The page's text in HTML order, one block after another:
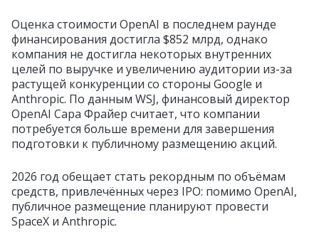
Оценка стоимости OpenAI в последнем раунде
финансирования достигла $852 млрд, однако
компания не достигла некоторых внутренних
целей по выручке и увеличению аудитории из-за
растущей конкуренции со стороны Google и
Anthropic. По данным WSJ, финансовый директор
OpenAI Сара Фрайер считает, что компании
потребуется больше времени для завершения
подготовки к публичному размещению акций.
2026 год обещает стать рекордным по объёмам
средств, привлечённых через IPO: помимо OpenAI,
публичное размещение планируют провести
SpaceX и Anthropic.